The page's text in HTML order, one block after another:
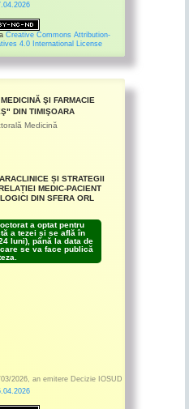
Creative Commons Attribution-
4.0 International License
ŞI FARMACIE
DIN TIMIŞOARA
Medicină
ȘI STRATEGII
MEDIC-PACIENT
DIN SFERA ORL
a optat pentru
a tezei și se află în
luni), până la data de
se va face publică
2026 an emitere Decizie IOSUD